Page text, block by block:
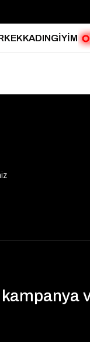
KADINGİYİM
kampanya